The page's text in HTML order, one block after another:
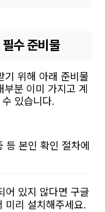
수 준비물
기 위해 아래 준비물
분 이미 가지고 계
있습니다.
등 본인 확인 절차에
어 있지 않다면 구글
미리 설치해주세요.